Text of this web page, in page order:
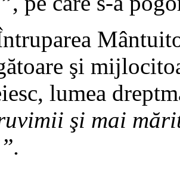
şi
lumea
şi mai